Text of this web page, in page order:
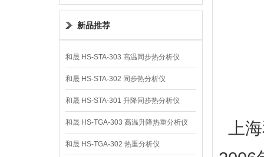
新品推荐
和晟 HS-STA-303 高温同步热分析仪
和晟 HS-STA-302 同步热分析仪
和晟 HS-STA-301 升降同步热分析仪
和晟 HS-TGA-303 高温升降热重分析仪
和晟 HS-TGA-302 热重分析仪
上